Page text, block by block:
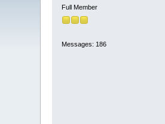
Full Member
Messages: 186